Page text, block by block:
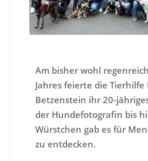
Am bisher wohl
Jahres feierte die Tierhilfe
Betzenstein ihr 20-
der Hundefotografin bis
Würstchen gab es für
zu entdecken.